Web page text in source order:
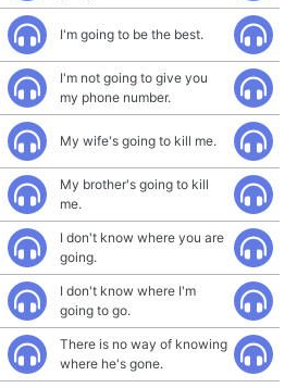
I'm going to be the best.
I'm not going to give you
my phone number.
My wife's going to kill me.
My brother's going to kill
me.
I don't know where you are
going.
I don't know where I'm
going to go.
There is no way of knowing
where he's gone.